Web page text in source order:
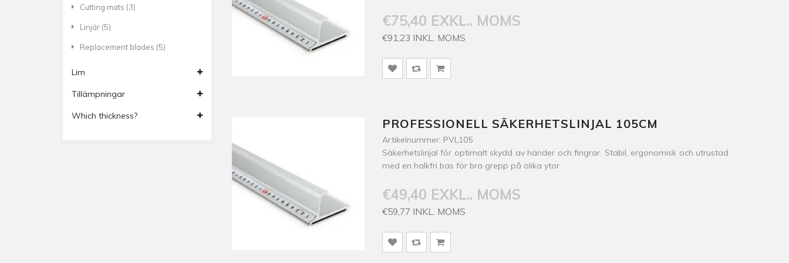
Cutting mats (3)
Linjär (5)
Replacement blades (5)
Lim
Tillämpningar
Which thickness?
€75,40 EXKL.. MOMS
€91,23 INKL. MOMS
PROFESSIONELL SÄKERHETSLINJAL 105CM
Artikelnummer: PVL105
Säkerhetslinjal för optimalt skydd av händer och fingrar. Stabil, ergonomisk och utrustad
med en halkfri bas för bra grepp på olika ytor.
€49,40 EXKL.. MOMS
€59,77 INKL. MOMS